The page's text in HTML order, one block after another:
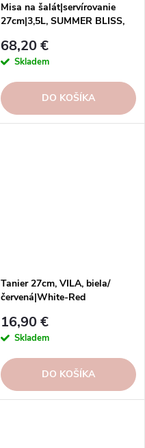
Misa na šalát|servírovanie
27cm|3,5L, SUMMER BLISS,
68,20 €
Skladem
DO KOŠÍKA
Tanier 27cm, VILA, biela/
červená|White-Red
16,90 €
Skladem
DO KOŠÍKA